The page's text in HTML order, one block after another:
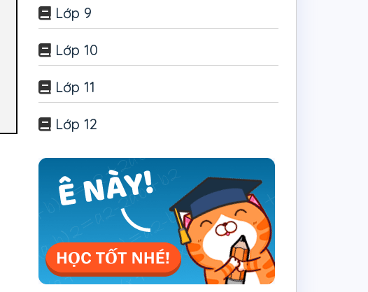
Lớp 9
Lớp 10
Lớp 11
Lớp 12